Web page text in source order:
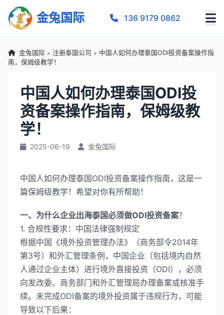
金兔国际 136 9179 0862
金兔国际 > 注册泰国公司 > 中国人如何办理泰国ODI投资备案操作指
南，保姆级教学！
中国人如何办理泰国ODI投
资备案操作指南，保姆级教
学！
2025-06-19 金兔国际
中国人如何办理泰国ODI投资备案操作指南，这是一
篇保姆级教学！希望对你有所帮助！
一、为什么企业出海泰国必须做ODI投资备案？
​1. 合规性要求：中国法律强制规定​
根据中国《境外投资管理办法》（商务部令2014年
第3号）和外汇管理条例，中国企业（包括境内自然
人通过企业主体）进行境外直接投资（ODI），​必须
向发改委、商务部门和外汇管理局办理备案或核准手
续。未完成ODI备案的境外投资属于违规行为，可能
导致以下后果：